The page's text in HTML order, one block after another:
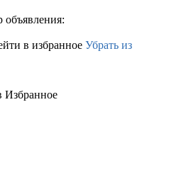
объявления:
в избранное Убрать из
Избранное